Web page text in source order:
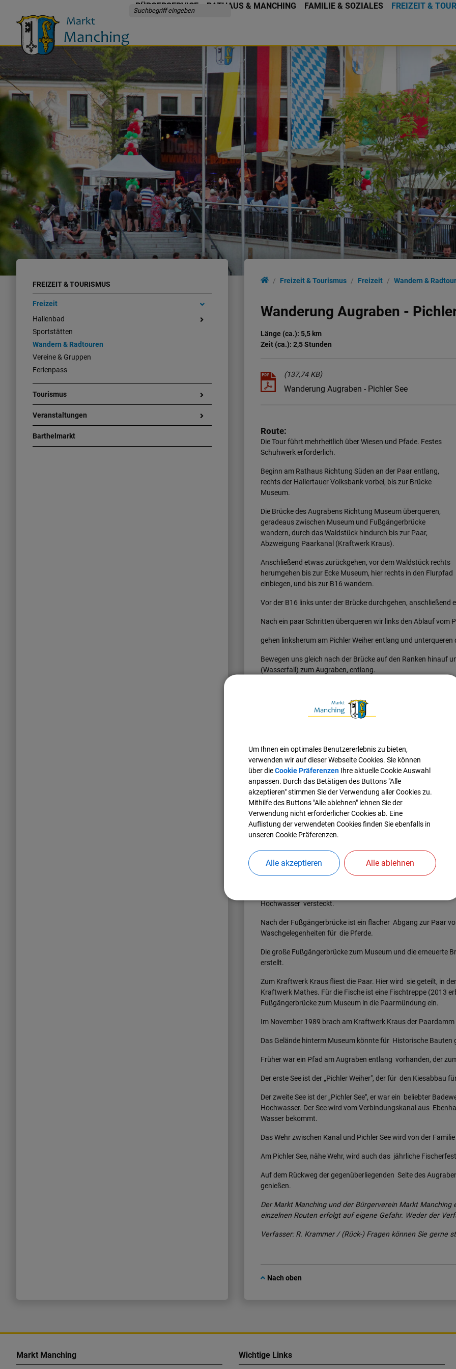
BÜRGERSERVICE RATHAUS & MANCHING FAMILIE & SOZIALES FREIZEIT &
FREIZEIT & TOURISMUS
Freizeit
Hallenbad
Sportstätten
Wandern & Radtouren
Vereine & Gruppen
Ferienpass
Tourismus
Veranstaltungen
Barthelmarkt
Freizeit & Tourismus Freizeit Wandern &
Wanderung Augraben -
Länge (ca.): 5,5 km
Zeit (ca.): 2,5 Stunden
(137,74 KB)
Wanderung Augraben - Pichler See
Route:
Die Tour führt mehrheitlich über Wiesen und Pfade. Festes
Schuhwerk erforderlich.
Beginn am Rathaus Richtung Süden an der Paar entlang,
rechts der Hallertauer Volksbank vorbei, bis zur Brücke
Museum.
Die Brücke des Augrabens Richtung Museum überqueren,
geradeaus zwischen Museum und Fußgängerbrücke
wandern, durch das Waldstück hindurch bis zur Paar,
Abzweigung Paarkanal (Kraftwerk Kraus).
Anschließend etwas zurückgehen, vor dem Waldstück rechts
herumgehen bis zur Ecke Museum, hier rechts in den Flurpfad
einbiegen, und bis zur B16 wandern.
Vor der B16 links unter der Brücke durchgehen,
Nach ein paar Schritten überqueren wir links den Ablauf vom
gehen linksherum am Pichler Weiher entlang und unterqueren
Bewegen uns gleich nach der Brücke auf den Ranken hinauf
(Wasserfall) zum Augraben, entlang.
Am zweiten Flurweg biegen wir rechts ab, anschließend
Die Brücke mit Wehr überqueren wir und wandern entgegen
Zurück die BAB-Brücke unterqueren (kurz vor dem Überlauf
B16 Brücke zurück zur Museumsbrücke wandern.
Hier geradeaus weiter und entlang der Paar zurück zum
In einem der Lokale kann die Wanderung beendet werden.
!!! Begehen der Wege auf eigene Gefahr - kein Räum- und
Wissenswertes:
Die Hallertauer Volksbank wurde 1980 erbaut. Vorher stand
Nach ca. 100 m kommt eine Fußgängerbrücke, wobei auf
sichtbar ist.
Unten ist der Auslauf des Kraftwerkes der Familie Mathes
Hochwasser versteckt.
Nach der Fußgängerbrücke ist ein flacher Abgang zur Paar
Waschgelegenheiten für die Pferde.
Die große Fußgängerbrücke zum Museum und die erneuerte
erstellt.
Zum Kraftwerk Kraus fliest die Paar. Hier wird sie geteilt, in
Kraftwerk Mathes. Für die Fische ist eine Fischtreppe (2013
Fußgängerbrücke zum Museum in die Paarmündung ein.
Im November 1989 brach am Kraftwerk Kraus der
Das Gelände hinterm Museum könnte für Historische Bauten
Früher war ein Pfad am Augraben entlang vorhanden, der
Der erste See ist der „Pichler Weiher", der für den Kiesabbau
Der zweite See ist der „Pichler See", er war ein beliebter
Hochwasser. Der See wird vom Verbindungskanal aus
Wasser bekommt.
Das Wehr zwischen Kanal und Pichler See wird von der
Am Pichler See, nähe Wehr, wird auch das jährliche
Auf dem Rückweg der gegenüberliegenden Seite des
genießen.
Der Markt Manching und der Bürgerverein Markt
einzelnen Routen erfolgt auf eigene Gefahr. Weder der
Verfasser: R. Krammer / (Rück-) Fragen können Sie gerne
Nach oben
Markt Manching Wichtige Links
Um Ihnen ein optimales Benutzererlebnis zu bieten,
verwenden wir auf dieser Webseite Cookies. Sie können
über dieCookie PräferenzenIhre aktuelle Cookie Auswahl
anpassen. Durch das Betätigen des Buttons "Alle
akzeptieren" stimmen Sie der Verwendung aller Cookies zu.
Mithilfe des Buttons "Alle ablehnen" lehnen Sie der
Verwendung nicht erforderlicher Cookies ab. Eine
Auflistung der verwendeten Cookies finden Sie ebenfalls in
unseren Cookie Präferenzen.
Alle akzeptieren Alle ablehnen